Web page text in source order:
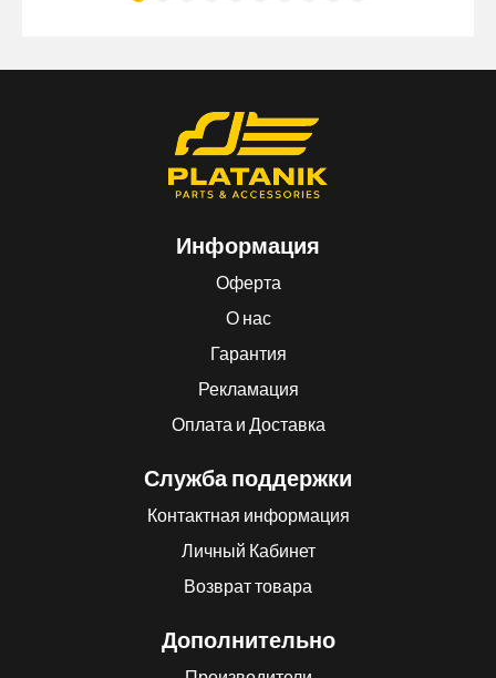
Информация
Оферта
О нас
Гарантия
Рекламация
Оплата и Доставка
Служба поддержки
Контактная информация
Личный Кабинет
Возврат товара
Дополнительно